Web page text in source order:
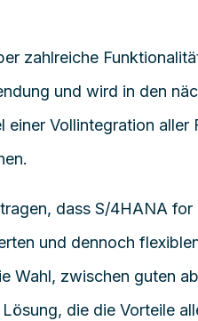
zahlreiche
und wird in den
Vollintegration aller
dass S/4HANA for
und dennoch
Wahl, zwischen guten
die die Vorteile